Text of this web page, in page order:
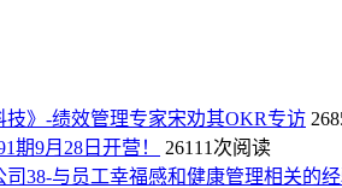
》-绩效管理专家宋劝其OKR专访
期9月28日开营！
26111次阅读
38-与员工幸福感和健康管理相关的